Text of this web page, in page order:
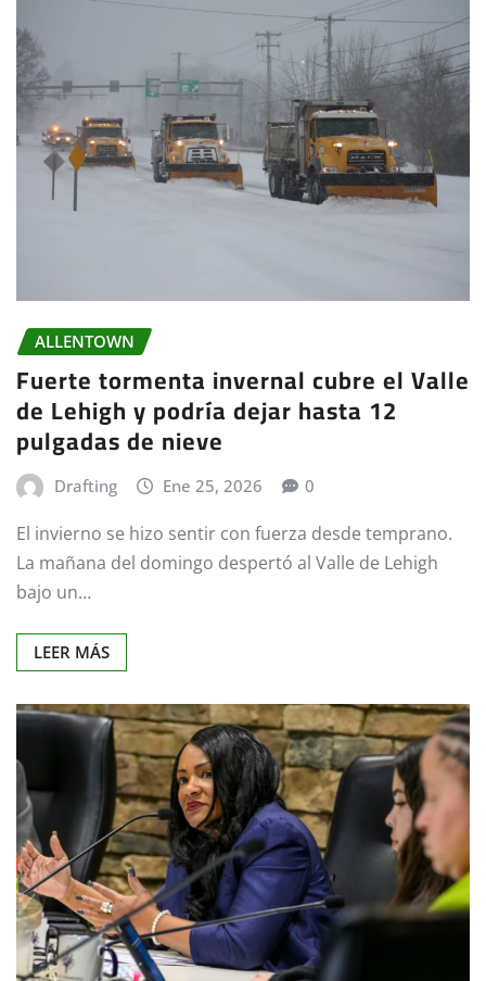
ALLENTOWN
Fuerte tormenta invernal cubre el Valle
de Lehigh y podría dejar hasta 12
pulgadas de nieve
Drafting Ene 25, 2026 0
El invierno se hizo sentir con fuerza desde temprano.
La mañana del domingo despertó al Valle de Lehigh
bajo un…
LEER MÁS